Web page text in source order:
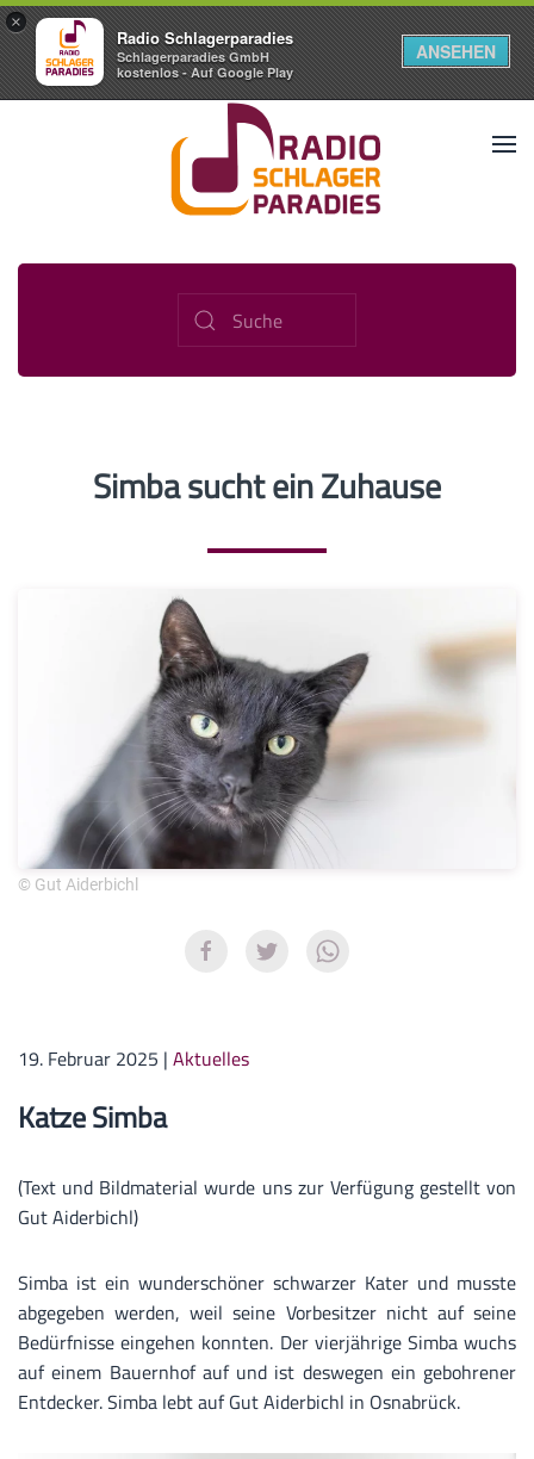
×
Radio Schlagerparadies
Schlagerparadies GmbH
kostenlos - Auf Google Play
ANSEHEN
Simba sucht ein Zuhause
© Gut Aiderbichl
19. Februar 2025 | Aktuelles
Katze Simba
(Text und Bildmaterial wurde uns zur Verfügung gestellt von
Gut Aiderbichl)
Simba ist ein wunderschöner schwarzer Kater und musste
abgegeben werden, weil seine Vorbesitzer nicht auf seine
Bedürfnisse eingehen konnten. Der vierjährige Simba wuchs
auf einem Bauernhof auf und ist deswegen ein gebohrener
Entdecker. Simba lebt auf Gut Aiderbichl in Osnabrück.